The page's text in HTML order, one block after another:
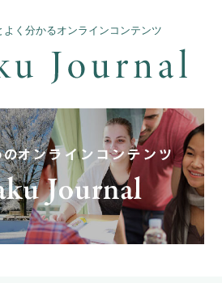
よく分かるオンラインコンテンツ